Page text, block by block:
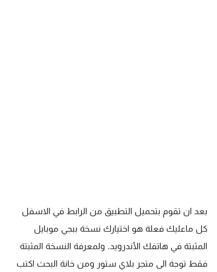
فقط توجة الى متجر بلاي ستور ومن خانة البحث اكتب